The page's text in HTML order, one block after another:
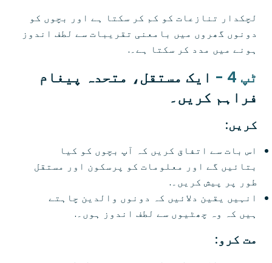
لچکدار تنازعات کو کم کر سکتا ہے اور بچوں کو
دونوں گھروں میں بامعنی تقریبات سے لطف اندوز
ہونے میں مدد کر سکتا ہے۔.
ٹپ 4 -
ایک مستقل، متحدہ پیغام
فراہم کریں۔
کریں:
اس بات سے اتفاق کریں کہ آپ بچوں کو کیا
بتائیں گے اور معلومات کو پرسکون اور مستقل
طور پر پیش کریں۔.
انہیں یقین دلائیں کہ دونوں والدین چاہتے
ہیں کہ وہ چھٹیوں سے لطف اندوز ہوں۔.
مت کرو: